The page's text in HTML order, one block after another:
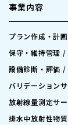
事業内容
プラン作成・計
保守・維持管理 /
設備診断・評価 /
バリデーション
放射線量測定サ
排水中放射性物